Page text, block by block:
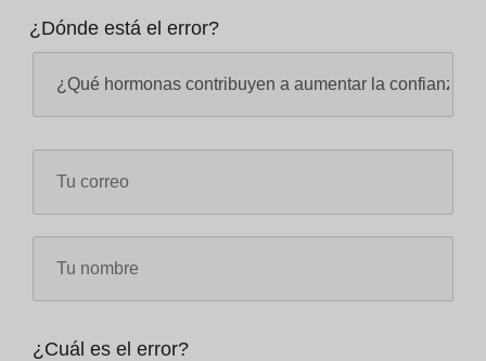
¿Dónde está el error?
¿Cuál es el error?